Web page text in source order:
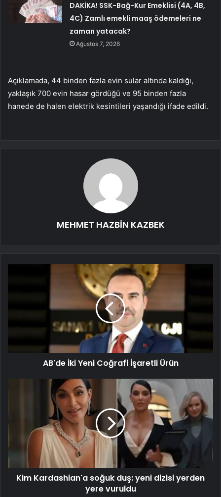
DAKİKA! SSK-Bağ-Kur Emeklisi (4A, 4B,
4C) Zamlı emekli maaş ödemeleri ne
zaman yatacak?
Ağustos 7, 2026
Açıklamada, 44 binden fazla evin sular altında kaldığı,
yaklaşık 700 evin hasar gördüğü ve 95 binden fazla
hanede de halen elektrik kesintileri yaşandığı ifade edildi.
MEHMET HAZBİN KAZBEK
AB'de İki Yeni Coğrafi İşaretli Ürün
Kim Kardashian'a soğuk duş: yeni dizisi yerden
yere vuruldu